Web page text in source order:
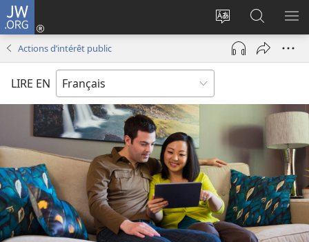
JW.ORG
Changer
langue
Se
connecter
(ouvre
nouvelle
sur
JW.ORG
Actions d’intérêt public
LIRE EN